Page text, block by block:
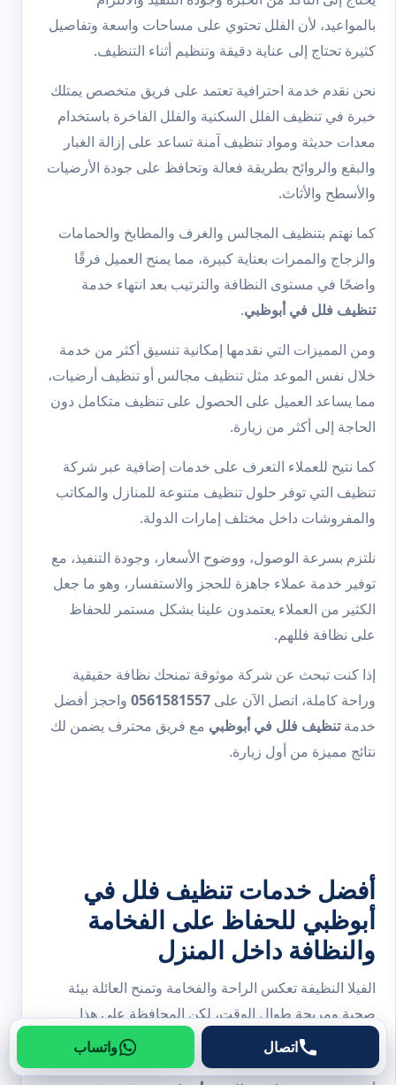
بالمواعيد، لأن الفلل تحتوي على مساحات واسعة وتفاصيل
كثيرة تحتاج إلى عناية دقيقة وتنظيم أثناء التنظيف.
نحن نقدم خدمة احترافية تعتمد على فريق متخصص يمتلك
خبرة في تنظيف الفلل السكنية والفلل الفاخرة باستخدام
معدات حديثة ومواد تنظيف آمنة تساعد على إزالة الغبار
والبقع والروائح بطريقة فعالة وتحافظ على جودة الأرضيات
والأسطح والأثاث.
كما نهتم بتنظيف المجالس والغرف والمطابخ والحمامات
والزجاج والممرات بعناية كبيرة، مما يمنح العميل فرقًا
واضحًا في مستوى النظافة والترتيب بعد انتهاء خدمة
تنظيف فلل في أبوظبي.
ومن المميزات التي نقدمها إمكانية تنسيق أكثر من خدمة
خلال نفس الموعد مثل تنظيف مجالس أو تنظيف أرضيات،
مما يساعد العميل على الحصول على تنظيف متكامل دون
الحاجة إلى أكثر من زيارة.
كما نتيح للعملاء التعرف على خدمات إضافية عبر شركة
تنظيف التي توفر حلول تنظيف متنوعة للمنازل والمكاتب
والمفروشات داخل مختلف إمارات الدولة.
نلتزم بسرعة الوصول، ووضوح الأسعار، وجودة التنفيذ، مع
توفير خدمة عملاء جاهزة للحجز والاستفسار، وهو ما جعل
الكثير من العملاء يعتمدون علينا بشكل مستمر للحفاظ
على نظافة فللهم.
إذا كنت تبحث عن شركة موثوقة تمنحك نظافة حقيقية
وراحة كاملة، اتصل الآن على 0561581557 واحجز أفضل
خدمةتنظيف فلل في أبوظبي مع فريق محترف يضمن لك
نتائج مميزة من أول زيارة.
أفضل خدمات تنظيف فلل في
أبوظبي للحفاظ على الفخامة
والنظافة داخل المنزل
الفيلا النظيفة تعكس الراحة والفخامة وتمنح العائلة بيئة
صحية ومريحة طوال الوقت، لكن المحافظة على هذا
المستوى من النظافة يحتاج إلى عناية مستمرة وتنظيف
احترافي يشمل جميع التفاصيل الداخلية والخارجية. ولهذا
اتصال واتساب